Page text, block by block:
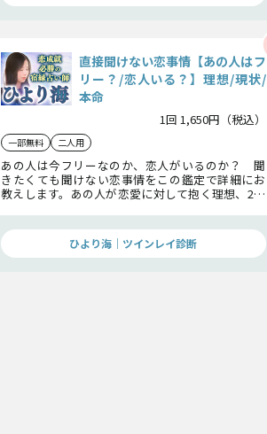
直接聞けない恋事情【あの人はフ
リー？/恋人いる？】理想/現状/
本命
1回 1,650円（税込）
一部無料 二人用
あの人は今フリーなのか、恋人がいるのか？ 聞
きたくても聞けない恋事情をこの鑑定で詳細にお
教えします。あの人が恋愛に対して抱く理想、2人
ひより海｜ツインレイ診断